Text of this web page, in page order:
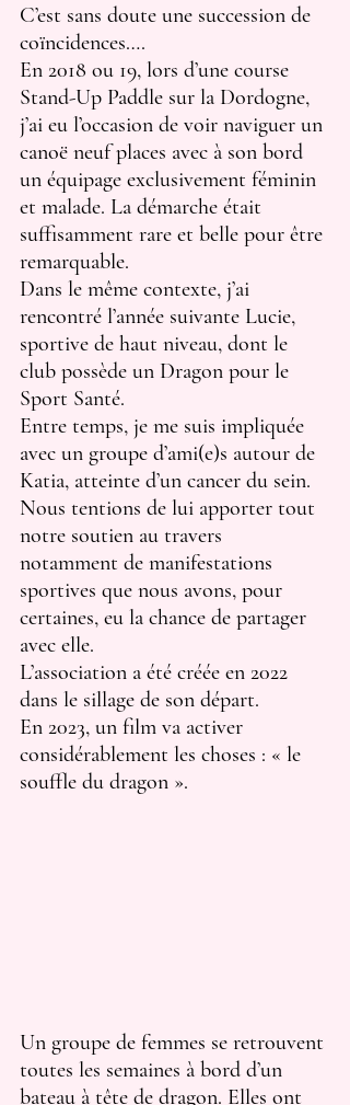
C’est sans doute une succession de
coïncidences….
En 2018 ou 19, lors d’une course
Stand-Up Paddle sur la Dordogne,
j’ai eu l’occasion de voir naviguer un
canoë neuf places avec à son bord
un équipage exclusivement féminin
et malade. La démarche était
suffisamment rare et belle pour être
remarquable.
Dans le même contexte, j’ai
rencontré l’année suivante Lucie,
sportive de haut niveau, dont le
club possède un Dragon pour le
Sport Santé.
Entre temps, je me suis impliquée
avec un groupe d’ami(e)s autour de
Katia, atteinte d’un cancer du sein.
Nous tentions de lui apporter tout
notre soutien au travers
notamment de manifestations
sportives que nous avons, pour
certaines, eu la chance de partager
avec elle.
L’association a été créée en 2022
dans le sillage de son départ.
En 2023, un film va activer
considérablement les choses : « le
souffle du dragon ».
Un groupe de femmes se retrouvent
toutes les semaines à bord d’un
bateau à tête de dragon. Elles ont